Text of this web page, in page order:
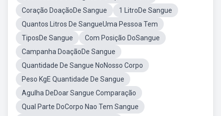
Coração DoaçãoDe Sangue
1 LitroDe Sangue
Quantos Litros De SangueUma Pessoa Tem
TiposDe Sangue
Com Posição DoSangue
Campanha DoaçãoDe Sangue
Quantidade De Sangue NoNosso Corpo
Peso KgE Quantidade De Sangue
Agulha DeDoar Sangue Comparação
Qual Parte DoCorpo Nao Tem Sangue